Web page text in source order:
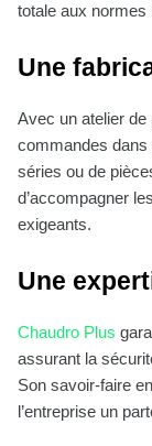
totale aux normes
Une
Avec un atelier de
commandes dans
séries ou de
d’accompagner
exigeants.
Une
Chaudro Plus
assurant la
Son savoir-faire en
l’entreprise un